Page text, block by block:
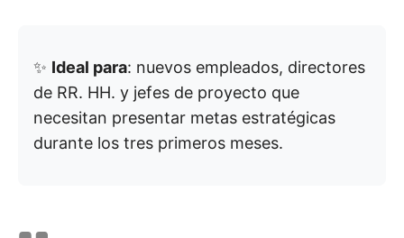
✨ Ideal para: nuevos empleados, directores
de RR. HH. y jefes de proyecto que
necesitan presentar metas estratégicas
durante los tres primeros meses.